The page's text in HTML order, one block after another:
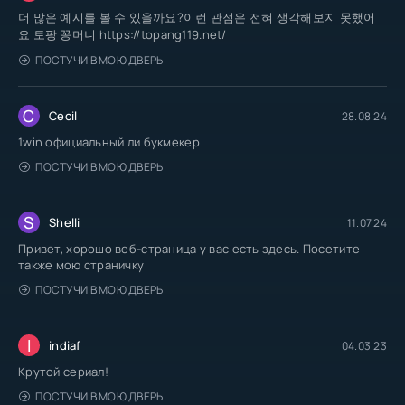
더 많은 예시를 볼 수 있을까요?이런 관점은 전혀 생각해보지 못했어
요 토팡 꽁머니 https://topang119.net/
ПОСТУЧИ В МОЮ ДВЕРЬ
C Cecil 28.08.24
1win официальный ли букмекер
ПОСТУЧИ В МОЮ ДВЕРЬ
S Shelli 11.07.24
Привет, хорошо веб-страница у вас есть здесь. Посетите
также мою страничку
ПОСТУЧИ В МОЮ ДВЕРЬ
I indiaf 04.03.23
Крутой сериал!
ПОСТУЧИ В МОЮ ДВЕРЬ